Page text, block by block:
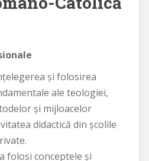
şi folosirea
ale teologiei,
şi mijloacelor
didactică din şcolile
folosi conceptele şi